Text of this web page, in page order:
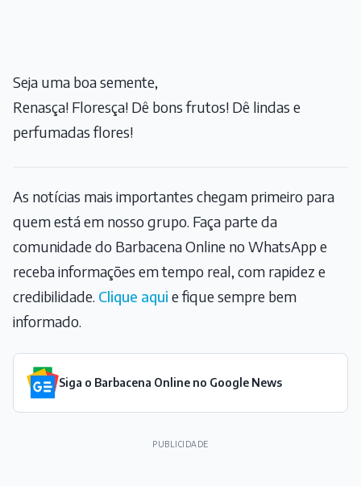
Seja uma boa semente,
Renasça! Floresça! Dê bons frutos! Dê lindas e
perfumadas flores!
As notícias mais importantes chegam primeiro para
quem está em nosso grupo. Faça parte da
comunidade do Barbacena Online no WhatsApp e
receba informações em tempo real, com rapidez e
credibilidade. Clique aqui e fique sempre bem
informado.
Siga o Barbacena Online no Google News
PUBLICIDADE